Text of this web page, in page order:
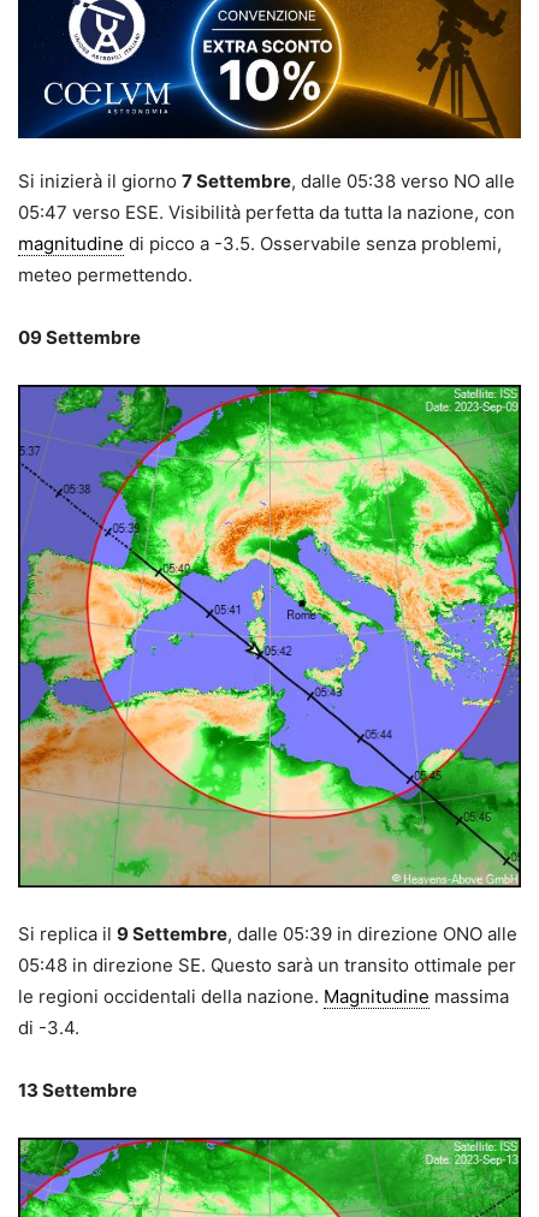
Si inizierà il giorno 7Settembre, dalle 05:38 verso NO alle
05:47 verso ESE. Visibilità perfetta da tutta la nazione, con
magnitudine di picco a -3.5. Osservabile senza problemi,
meteo permettendo.
09 Settembre
Si replica il 9 Settembre, dalle 05:39 in direzione ONO alle
05:48 in direzione SE. Questo sarà un transito ottimale per
le regioni occidentali della nazione. Magnitudine massima
di -3.4.
13 Settembre